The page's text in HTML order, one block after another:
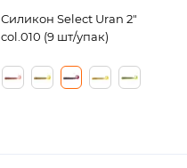
Силикон Select Uran 2"
col.010 (9 шт/упак)